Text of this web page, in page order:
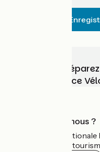
Choisissez,
vélo avec France
Qui sommes-nous ?
L'association
guide officiel du